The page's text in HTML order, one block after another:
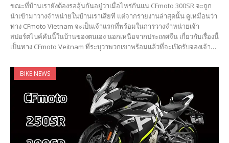
ขณะที่บ้านเรายังต้องรอลุ้นกันอยู่ว่าเมื่อไหร่กันแน่ CFmoto 300SR จะถูก
นำเข้ามาวางจำหน่ายในบ้านเราเสียที แต่จากรายงานล่าสุดนั้น ดูเหมือนว่า
ทาง CFmoto Vietnam จะเป็นเจ้าแรกที่พร้อมในการวางจำหน่ายเจ้า
สปอร์ตไบค์คันนี้ในบ้านของตนเอง นอกเหนือจากประเทศจีน เกี่ยวกับเรื่องนี้
เป็นทาง CFmoto Veitnam ที่ระบุว่าพวกเขาพร้อมแล้วที่จะเปิดรับจองเจ้า…
BIKE NEWS